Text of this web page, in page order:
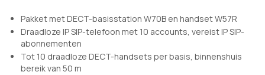
Pakket met DECT-basisstation W70B en handset W57R
Draadloze IP SIP-telefoon met 10 accounts, vereist IP SIP-
abonnementen
Tot 10 draadloze DECT-handsets per basis, binnenshuis
bereik van 50 m